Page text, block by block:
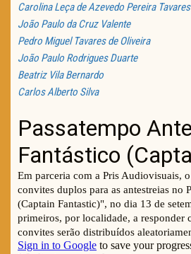
Carolina Leça de Azevedo Pereira Tavares
João Paulo da Cruz Valente
Pedro Miguel Tavares de Oliveira
João Paulo Rodrigues Duarte
Beatriz Vila Bernardo
Carlos Alberto Silva